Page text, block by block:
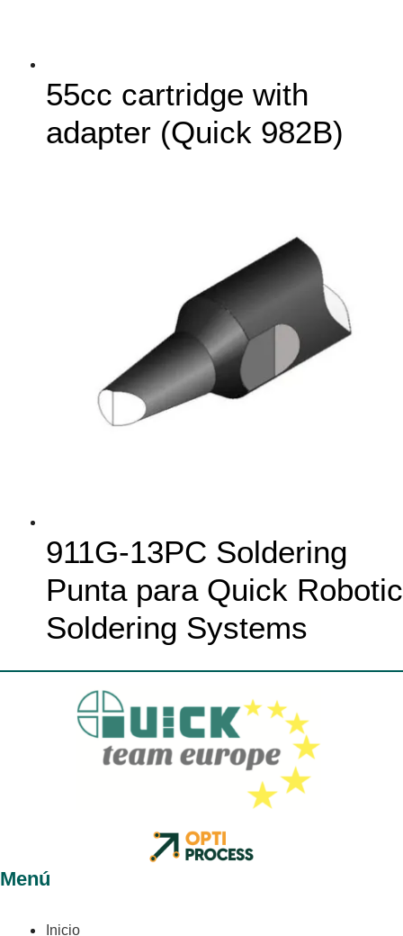
55cc cartridge with
adapter (Quick 982B)
911G-13PC Soldering
Punta para Quick Robotic
Soldering Systems
Menú
Inicio